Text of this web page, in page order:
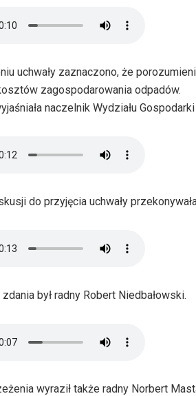
uchwały zaznaczono, że
zagospodarowania odpadów.
naczelnik Wydziału
do przyjęcia uchwały
był radny Robert Niedbałowski.
wyraził także radny Norbert